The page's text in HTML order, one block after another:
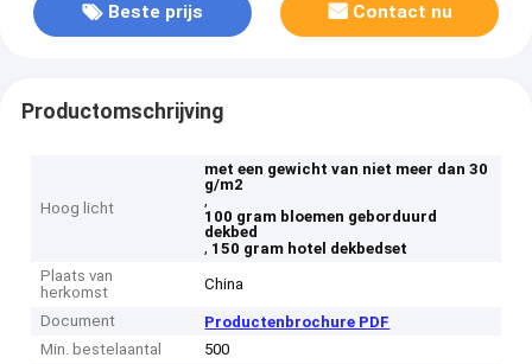
Beste prijs Contact nu
Productomschrijving
Hoog licht
met een gewicht van niet meer dan 30
g/m2
,
100 gram bloemen geborduurd
dekbed
, 150 gram hotel dekbedset
Plaats van
herkomst
China
Document
Productenbrochure PDF
Min. bestelaantal
500